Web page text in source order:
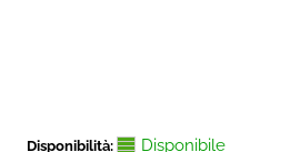
Disponibilità: Disponibile